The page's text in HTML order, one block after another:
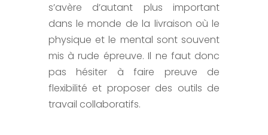
s’avère d’autant plus important
dans le monde de la livraison où le
physique et le mental sont souvent
mis à rude épreuve. Il ne faut donc
pas hésiter à faire preuve de
flexibilité et proposer des outils de
travail collaboratifs.